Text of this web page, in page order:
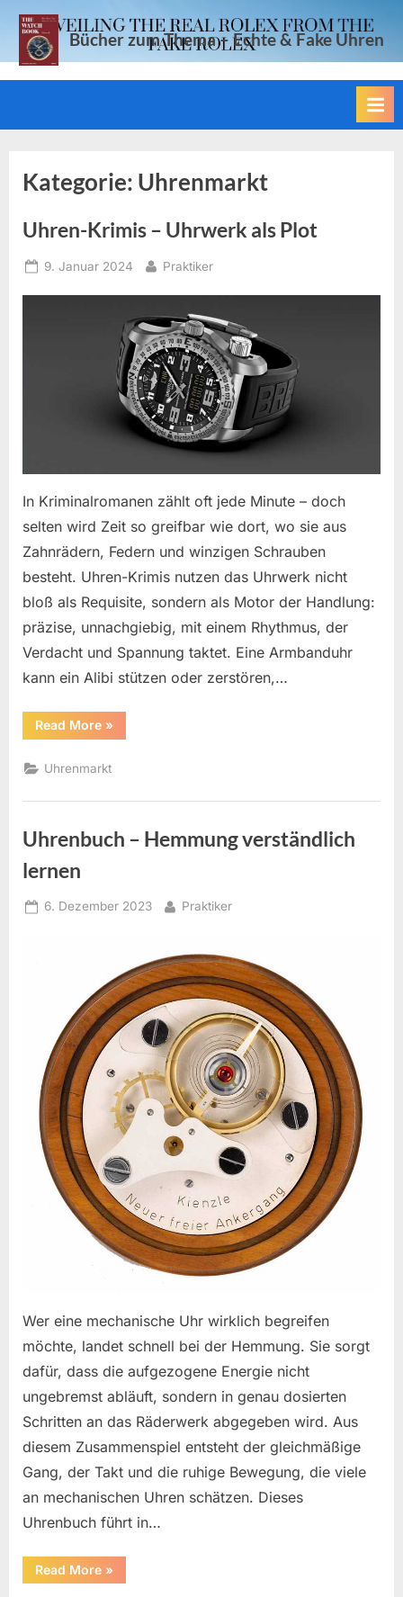
Skip
content
Bücher zum Thema – Echte & Fake Uhren
Kategorie: Uhrenmarkt
Uhren-Krimis – Uhrwerk als Plot
Posted
9. Januar 2024 By
Praktiker
In Kriminalromanen zählt oft jede Minute – doch
selten wird Zeit so greifbar wie dort, wo sie aus
Zahnrädern, Federn und winzigen Schrauben
besteht. Uhren-Krimis nutzen das Uhrwerk nicht
bloß als Requisite, sondern als Motor der Handlung:
präzise, unnachgiebig, mit einem Rhythmus, der
Verdacht und Spannung taktet. Eine Armbanduhr
kann ein Alibi stützen oder zerstören,…
Read More“Uhren-
Krimis
Uhrwerk
als
»
Uhrenmarkt
Uhrenbuch – Hemmung verständlich
lernen
Posted
6. Dezember 2023 By
Praktiker
Wer eine mechanische Uhr wirklich begreifen
möchte, landet schnell bei der Hemmung. Sie sorgt
dafür, dass die aufgezogene Energie nicht
ungebremst abläuft, sondern in genau dosierten
Schritten an das Räderwerk abgegeben wird. Aus
diesem Zusammenspiel entsteht der gleichmäßige
Gang, der Takt und die ruhige Bewegung, die viele
an mechanischen Uhren schätzen. Dieses
Uhrenbuch führt in…
Read More“Uhrenbuch
–
»